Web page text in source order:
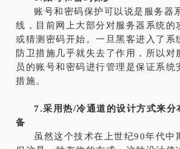
账号和密码保护可以说是服务器
线，目前网上大部分对服务器系统的
或猜测密码开始。一旦黑客进入了系
防卫措施几乎就失去了作用，所以对
员的账号和密码进行管理是保证系统
措施。
7.采用热/冷通道的设计方式来分
备
虽然这个技术在上世纪90年代中